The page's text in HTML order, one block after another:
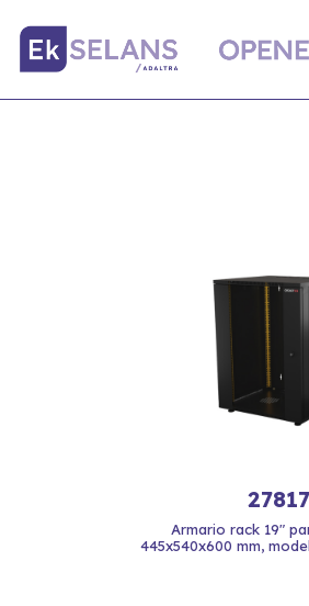
27817
Armario rack 19"
445x540x600 mm,